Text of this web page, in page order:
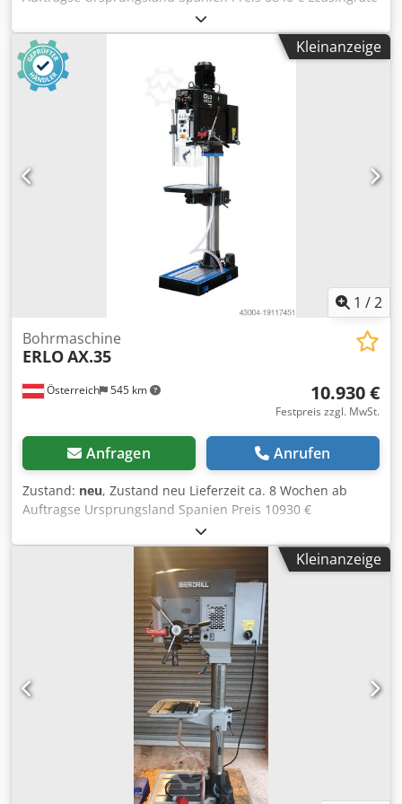
132.01 € Bohrleistung in Baustahl 25 mm Aufnahme MK 3
Ausladung 250 mm Drehzahlen 245 - 4000 U/min Motor 0,7
/ 1,3 kW kW Gewindeschneidleistung M18 Länge 400 mm
Breite 655 mm Höhe 1900 mm Gewicht 280 kg max.
Bohrtiefe 120 mm Säulendurchmesser 100 mm Abstand
Spindel - Tisch 85 - 635 mm Abstand Spindel - Fuß 1.195
mm Tisch 300 x 270 mm Fußgröße 600 x 380 mm ERLO
(MADE IN SPAIN) FÜR DEN PRODUKTIONSEINSATZ
Riemenantrieb Manueller Vorschub Links-Rechtslauf
Automatischer Bohrerauswerfer Dodswiqrpjpfx Al Rsck
Einstellberer Tiefenanschlag Tisch mit T-Nuten
Schutzvorrichtung mit Mikroschalter Beleuchtung
Betriebsanleitung in DEUTSCH oder Englisch CE OPTIONEN
(PREISE AUF ANFRAGE): Variable Geschwindigkeit inkl.
Digitalanzeige (VE+TAK) Gewindeschneidvorrichtung (IR/RS)
Kühlmitteleinrichung inkl. T-Nuten in der Grundplatte
Kleinanzeige
1 /2
Österreich 545 km
Bohrmaschine
ERLOAX.35
10.930 €
Festpreis zzgl. MwSt.
Anfragen Anrufen
Zustand: neu, Zustand neu Lieferzeit ca. 8 Wochen ab
Auftragse Ursprungsland Spanien Preis 10930 €
Leasingrate 209.86 € Bohrleistung in Baustahl 35 mm
Aufnahme MK 4 Ausladung 300 mm Drehzahlen 132-194-
277-319-466-666-8 U/min Motor 1.5 kW
Gewindeschneidleistung M27 Länge 755 mm Breite 480
mm Höhe 2205 mm Gewicht 385 kg Säulendurchmesser
125 mm Abstand Spindel - Tisch 90 - 890 mm Abstand
Spindel - Fuß 1250 mm Tisch 400 x 420 mm Pinolenhub
150 mm Manueller Vorschub Schaltgetriebe Gehärtete und
geschliffene hochqualitative Zahnräder
Geschwindigkeitstabelle und Hebel an der Vorderseite
Tiefenskala und einstellbarer Tiefenanschlag
Thermomagnetischer Schutzschalter Not-Aus Taster
Drehzahlumkehrschalter Arbeitsleuchte
Höhenverstellbarer Tisch Bohrfutterschutz mit
Mikroschalter Entspricht den CE Richtlinien OPTIONEN
Kleinanzeige